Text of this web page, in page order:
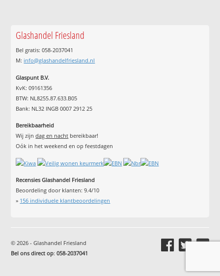
Glashandel Friesland
Bel gratis: 058-2037041
M: info@glashandelfriesland.nl
Glaspunt B.V.
KvK: 09161356
BTW: NL8255.87.633.B05
Bank: NL32 INGB 0007 2912 25
Bereikbaarheid
Wij zijndag en nacht bereikbaar!
Oók in het weekend en op feestdagen
Recensies Glashandel Friesland
Beoordeling door klanten:9.4/10
» 156 individuele klantbeoordelingen
© 2026 - Glashandel Friesland
Bel ons direct op:058-2037041